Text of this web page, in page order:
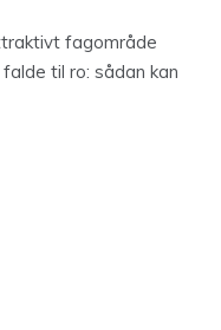
fagområde
til ro: sådan kan